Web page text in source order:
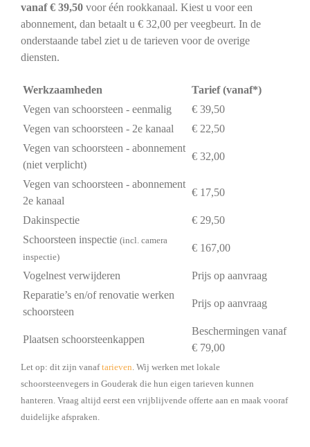
vanaf € 39,50voor één rookkanaal. Kiest u voor een
abonnement, dan betaalt u € 32,00 per veegbeurt. In de
onderstaande tabel ziet u de tarieven voor de overige
diensten.
Werkzaamheden
Tarief (vanaf*)
Vegen van schoorsteen - eenmalig
€ 39,50
Vegen van schoorsteen - 2e kanaal
€ 22,50
Vegen van schoorsteen - abonnement
(niet verplicht)
€ 32,00
Vegen van schoorsteen - abonnement
2e kanaal
€ 17,50
Dakinspectie
€ 29,50
Schoorsteen inspectie (incl. camera
inspectie)
€ 167,00
Vogelnest verwijderen
Prijs op aanvraag
Reparatie’s en/of renovatie werken
schoorsteen
Prijs op aanvraag
Plaatsen schoorsteenkappen
Beschermingen vanaf
€ 79,00
Let op: dit zijn vanaftarieven . Wij werken met lokale
schoorsteenvegers in Gouderak die hun eigen tarieven kunnen
hanteren. Vraag altijd eerst een vrijblijvende offerte aan en maak vooraf
duidelijke afspraken.